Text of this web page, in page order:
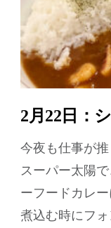
2月22日：
今夜も仕事が
スーパー太陽
ーフードカレ
煮込む時にフ